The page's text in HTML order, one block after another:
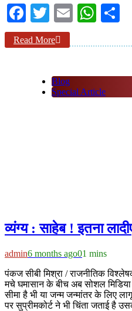
Facebook
TwitterEmail
Read More
Blog
Special Article
व्यंग्य : साहेब ! इतना
admin6 months ago01 mins
पंकज सीबी मिश्रा / राजनीतिक
मचे घमासान के बीच अब सोशल
सीमा है भी या जन्म जन्मांतर के लिए
पर सुप्रीमकोर्ट ने भी चिंता जताई है